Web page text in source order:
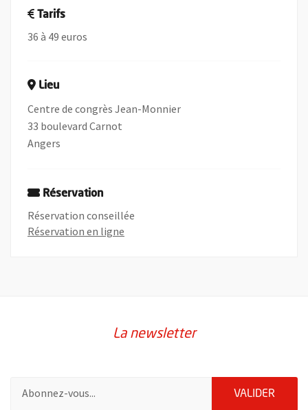
Tarifs
36 à 49 euros
Lieu
Centre de congrès Jean-Monnier
33 boulevard Carnot
Angers
Réservation
Réservation conseillée
Réservation en ligne
La newsletter
VALIDER